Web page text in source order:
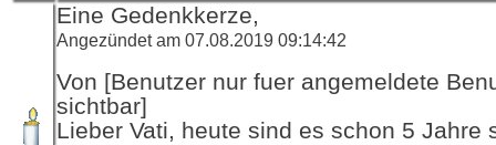
Eine Gedenkkerze,
Angezündet am 07.08.2019 09:14:42
Von [Benutzer nur fuer angemeldete
sichtbar]
Lieber Vati, heute sind es schon 5 Jahre